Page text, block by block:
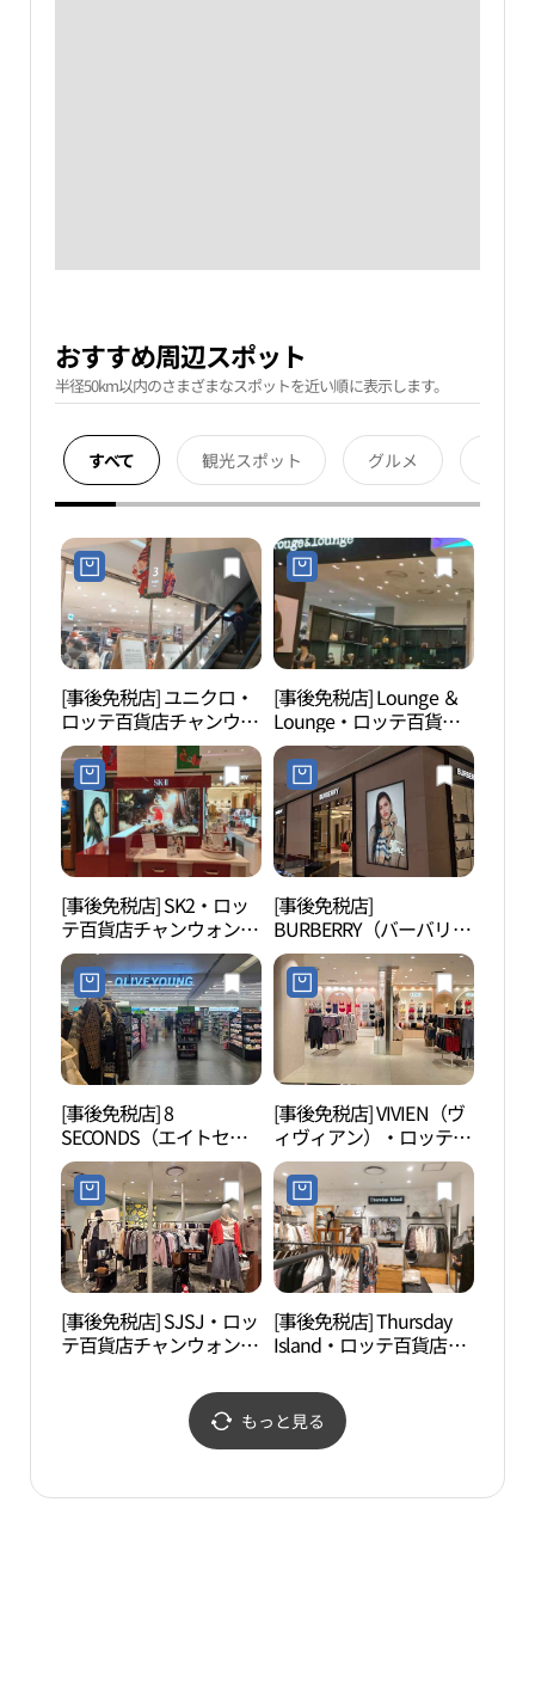
おすすめ周辺スポット
半径50km以内のさまざまなスポットを近い順に表示します。
すべて 観光スポット グルメ
[事後免税店] ユニクロ・
ロッテ百貨店チャンウォ
ン（昌原）店(유니클로
롯데백화점 창원점)
[事後免税店] Lounge ＆
Lounge・ロッテ百貨店
チャンウォン（昌原）店
(루즈앤라운지 롯데백화
점 창원점)
[事後免税店] SK2・ロッ
テ百貨店チャンウォン
（昌原）店(SK2 롯데백
화점 창원점)
[事後免税店]
BURBERRY（バーバリ
ー）・ロッテチ百貨店ヤ
ングプラザャンウォン
（昌原）店 (버버리 롯데
백화점영플라자 창원점)
[事後免税店] 8
SECONDS（エイトセカ
ンズ）・ロッテチ百貨店
ヤングプラザャンウォン
（昌原）店 (에잇세컨즈
롯데백화점영플라자 창
원점)
[事後免税店] VIVIEN（ヴ
ィヴィアン）・ロッテチ
百貨店ヤングプラザャン
ウォン（昌原）店 (비비
안스타킹 롯데백화점영
플라자 창원점)
[事後免税店] SJSJ・ロッ
テ百貨店チャンウォン
[事後免税店] Thursday
Island・ロッテ百貨店チ
(써스데이아일랜드 롯데
백화점 창원점)
もっと見る